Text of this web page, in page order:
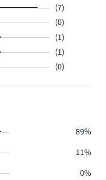
(7)
(0)
(1)
(1)
(0)
89%
11%
0%